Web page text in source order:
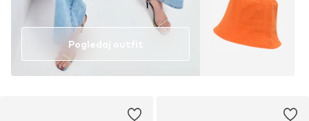
Pogledaj outfit